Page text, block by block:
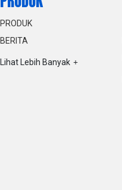
PRODUK
BERITA
Lihat Lebih Banyak